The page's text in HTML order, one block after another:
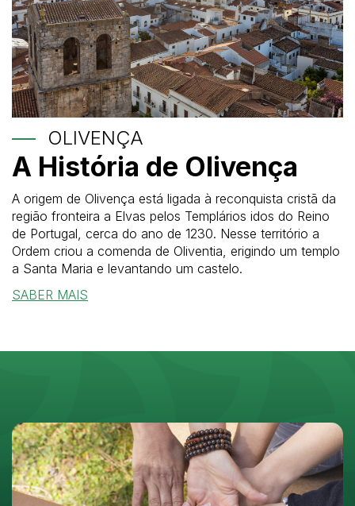
OLIVENÇA
A História de Olivença
A origem de Olivença está ligada à reconquista cristã da
região fronteira a Elvas pelos Templários idos do Reino
de Portugal, cerca do ano de 1230. Nesse território a
Ordem criou a comenda de Oliventia, erigindo um templo
a Santa Maria e levantando um castelo.
SABER MAIS